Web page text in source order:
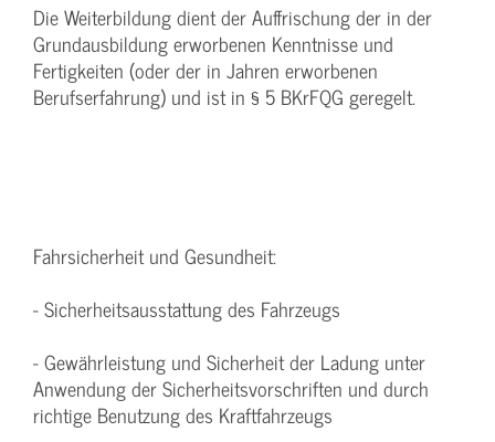
Die Weiterbildung dient der Auffrischung der in der
Grundausbildung erworbenen Kenntnisse und
Fertigkeiten (oder der in Jahren erworbenen
Berufserfahrung) und ist in § 5 BKrFQG geregelt.
Fahrsicherheit und Gesundheit:
- Sicherheitsausstattung des Fahrzeugs
- Gewährleistung und Sicherheit der Ladung unter
Anwendung der Sicherheitsvorschriften und durch
richtige Benutzung des Kraftfahrzeugs